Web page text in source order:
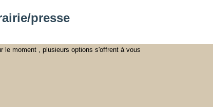
presse
le moment , plusieurs options s'offrent à vous